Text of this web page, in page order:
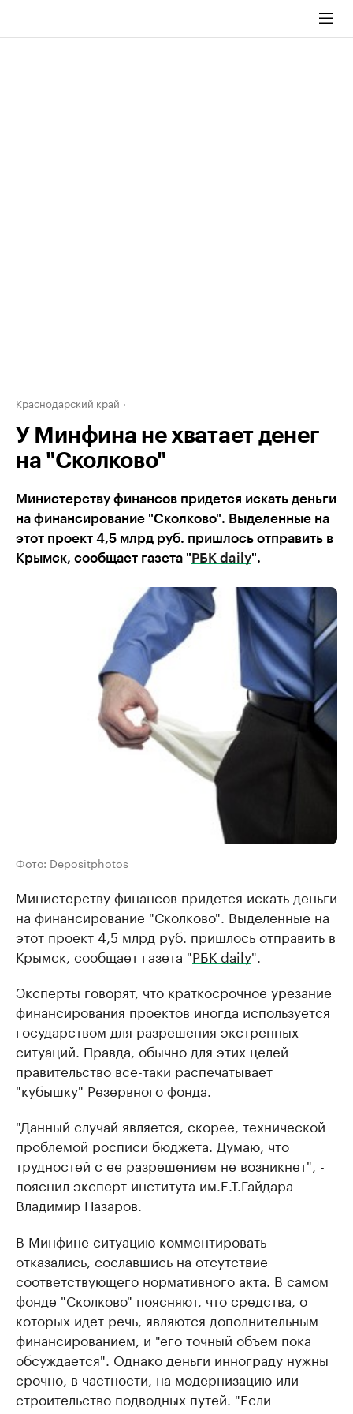
Краснодарский край
У Минфина не хватает денег
на "Сколково"
Министерству финансов придется искать деньги
на финансирование "Сколково". Выделенные на
этот проект 4,5 млрд руб. пришлось отправить в
Крымск, сообщает газета " РБК daily".
Фото: Depositphotos
Министерству финансов придется искать деньги
на финансирование "Сколково". Выделенные на
этот проект 4,5 млрд руб. пришлось отправить в
Крымск, сообщает газета "РБК daily".
Эксперты говорят, что краткосрочное урезание
финансирования проектов иногда используется
государством для разрешения экстренных
ситуаций. Правда, обычно для этих целей
правительство все-таки распечатывает
"кубышку" Резервного фонда.
"Данный случай является, скорее, технической
проблемой росписи бюджета. Думаю, что
трудностей с ее разрешением не возникнет", -
пояснил эксперт института им.Е.Т.Гайдара
Владимир Назаров.
В Минфине ситуацию комментировать
отказались, сославшись на отсутствие
соответствующего нормативного акта. В самом
фонде "Сколково" поясняют, что средства, о
которых идет речь, являются дополнительным
финансированием, и "его точный объем пока
обсуждается". Однако деньги иннограду нужны
срочно, в частности, на модернизацию или
строительство подводных путей. "Если